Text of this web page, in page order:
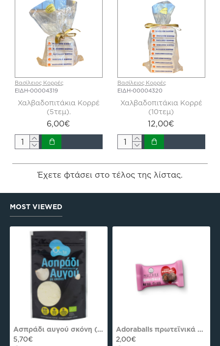
Βασίλειος Κορρές
ΕΙΔΗ-00004319
Χαλβαδοπιτάκια Κορρέ
(5τεμ).
6,00€
Βασίλειος Κορρές
ΕΙΔΗ-00004320
Χαλβαδοπιτάκια Κορρέ
(10τεμ)
12,00€
Έχετε φτάσει στο τέλος της λίστας.
MOST VIEWED
Ασπράδι αυγού σκόνη (Αλβουμίνη) Ola-Bio 50gr
5,70€
Adoraballs πρωτεϊνικά μπαλάκια choco praline delight 40γρ Nutree Χ.ΓΛ
2,00€